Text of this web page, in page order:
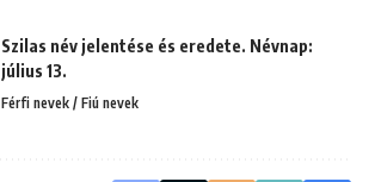
Szilas név jelentése és eredete. Névnap:
július 13.
Férfi nevek / Fiú nevek